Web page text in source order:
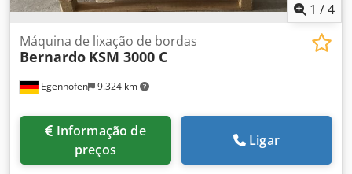
1 /4
Egenhofen 9.324 km
Máquina de lixação de bordas
Bernardo KSM 3000 C
preços
Ligar